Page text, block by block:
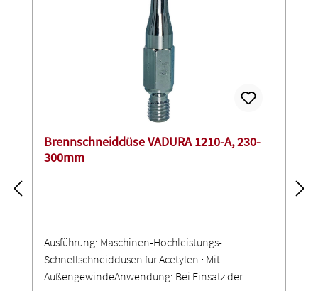
Brennschneiddüse VADURA 1210-A, 230-
300mm
Ausführung: Maschinen-Hochleistungs-
Schnellschneiddüsen für Acetylen ∙ Mit
AußengewindeAnwendung: Bei Einsatz der